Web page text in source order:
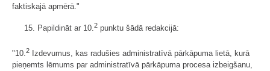
faktiskajā apmērā."
15. Papildināt ar 10. 2 punktu šādā redakcijā:
"10.2
Izdevumus, kas radušies administratīvā pārkāpuma lietā, kurā
pieņemts lēmums par administratīvā pārkāpuma procesa izbeigšanu,